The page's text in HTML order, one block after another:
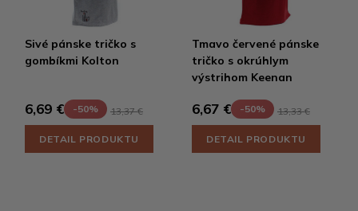
Sivé pánske tričko s
gombíkmi Kolton
6,69 € -50% 13,37 €
DETAIL PRODUKTU
Tmavo červené pánske
tričko s okrúhlym
výstrihom Keenan
6,67 € -50% 13,33 €
DETAIL PRODUKTU